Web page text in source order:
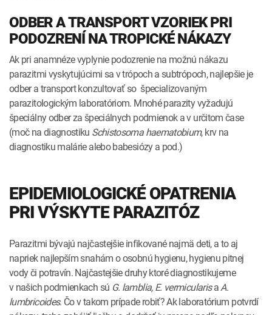
ODBER A TRANSPORT VZORIEK PRI
PODOZRENÍ NA TROPICKÉ NÁKAZY
Ak pri anamnéze vyplynie podozrenie na možnú nákazu
parazitmi vyskytujúcimi sa v trópoch a subtrópoch, najlepšie je
odber a transport konzultovať so špecializovaným
parazitologickým laboratóriom. Mnohé parazity vyžadujú
špeciálny odber za špeciálnych podmienok a v určitom čase
(moč na diagnostiku Schistosoma haematobium, krv na
diagnostiku malárie alebo babesiózy a pod.)
EPIDEMIOLOGICKÉ OPATRENIA
PRI VÝSKYTE PARAZITÓZ
Parazitmi bývajú najčastejšie infikované najmä deti, a to aj
napriek najlepším snahám o osobnú hygienu, hygienu pitnej
vody či potravín. Najčastejšie druhy ktoré diagnostikujeme
v našich podmienkach sú G. lamblia, E. vermicularisaA.
lumbricoides. Čo v takom prípade robiť? Ak laboratórium potvrdí